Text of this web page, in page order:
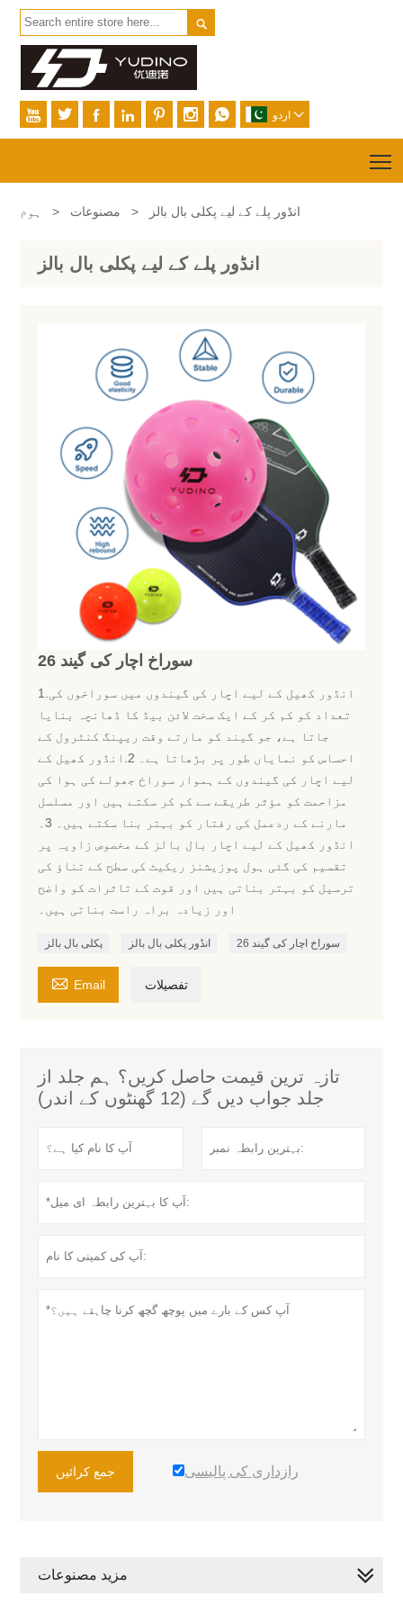

       اردو 
ہوم > مصنوعات > انڈور پلے کے لیے پکلی بال بالز
انڈور پلے کے لیے پکلی بال بالز
26 سوراخ اچار کی گیند
1.انڈور کھیل کے لیے اچار کی گیندوں میں سوراخوں کی
تعداد کو کم کر کے ایک سخت لائن بیڈ کا ڈھانچہ بنایا
جاتا ہے، جو گیند کو مارتے وقت ریپنگ کنٹرول کے
احساس کو نمایاں طور پر بڑھاتا ہے۔ 2.انڈور کھیل کے
لیے اچار کی گیندوں کے ہموار سوراخ جھولے کی ہوا کی
مزاحمت کو مؤثر طریقے سے کم کر سکتے ہیں اور مسلسل
مارنے کے ردعمل کی رفتار کو بہتر بنا سکتے ہیں۔ 3۔
انڈور کھیل کے لیے اچار بال بالز کے مخصوص زاویہ پر
تقسیم کی گئی ہول پوزیشنز ریکیٹ کی سطح کے تناؤ کی
ترسیل کو بہتر بناتی ہیں اور قوت کے تاثرات کو واضح
اور زیادہ براہ راست بناتی ہیں۔
پکلی بال بالز انڈور پکلی بال بالز 26 سوراخ اچار کی گیند
 Email تفصیلات
تازہ ترین قیمت حاصل کریں؟ ہم جلد از
جلد جواب دیں گے (12 گھنٹوں کے اندر)
جمع کرائیں رازداری کی پالیسی
مزید مصنوعات